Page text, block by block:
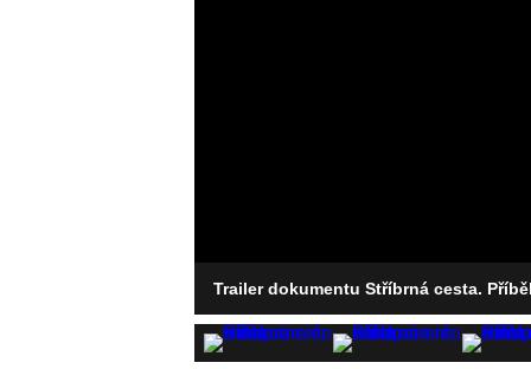
Trailer dokumentu Stříbrná cesta.